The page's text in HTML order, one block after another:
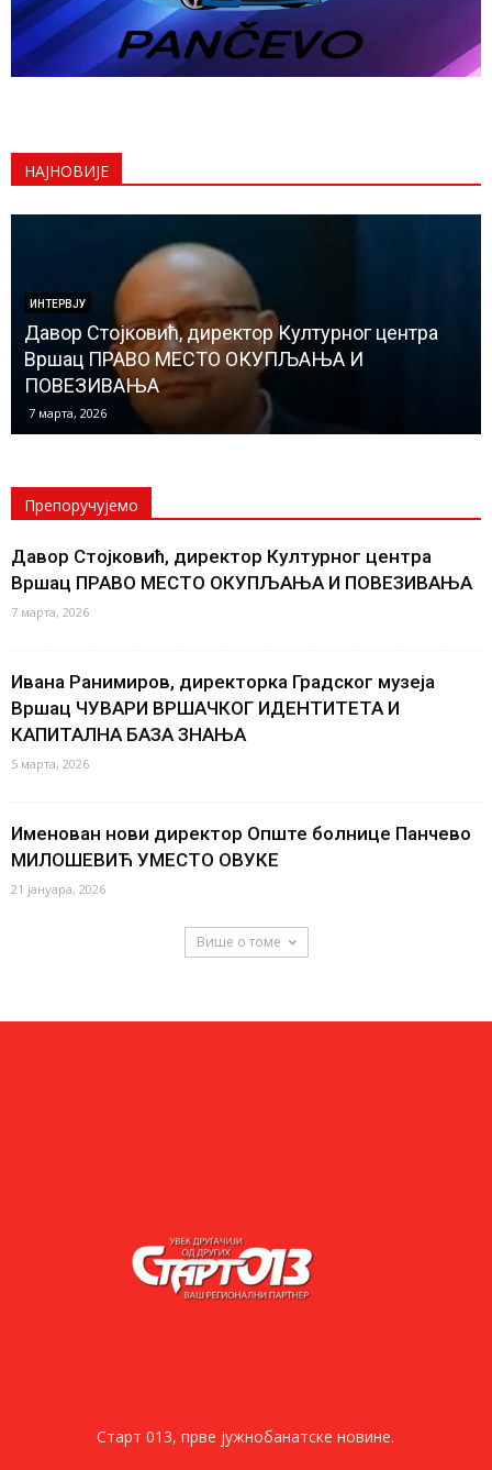
НАЈНОВИЈЕ
ДРУШТВО
Уз промоцију ТВ серијала и новчана подршка
Општине хранитељским породицама КАД
ЗАСИЈА СВЕТЛОСТ У ТУЂИМ ОЧИМА
6 марта, 2026
Препоручујемо
Давор Стојковић, директор Културног центра
Вршац ПРАВО МЕСТО ОКУПЉАЊА И ПОВЕЗИВАЊА
7 марта, 2026
Ивана Ранимиров, директорка Градског музеја
Вршац ЧУВАРИ ВРШАЧКОГ ИДЕНТИТЕТА И
КАПИТАЛНА БАЗА ЗНАЊА
5 марта, 2026
Именован нови директор Опште болнице Панчево
МИЛОШЕВИЋ УМЕСТО ОВУКЕ
21 јануара, 2026
Више о томе
Старт 013, прве јужнобанатске новине.